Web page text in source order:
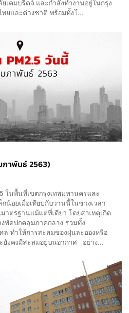
เคมบริดจ์ และกำลังทำงานอยู่ในกรุง
ยและต่างชาติ พร้อมทั้งโ...
ภาพันธ์ 2563)
ในพื้นที่เขตกรุงเทพมหานครและ
อยเมื่อเทียบกับวานนี้ในช่วงเวลา
าตรฐานแม้แต่ที่เดียว โดยสาเหตุเกิด
พัดปกคลุมภาคกลาง รวมทั้ง
ทำให้การสะสมของฝุ่นละอองหรือ
งคงมีสะสมอยู่บนอากาศ อย่าง...